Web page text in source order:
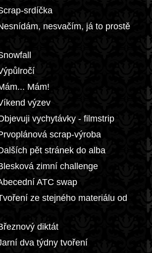
srdíčka
nesvačím, já to prostě
Mám!
výzev
vychytávky - filmstrip
scrap-výroba
pět stránek do alba
zimní challenge
ATC swap
ze stejného materiálu od
diktát
dva týdny tvoření